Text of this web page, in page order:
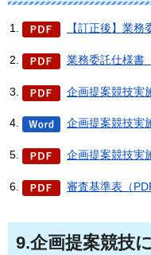
【訂正後】業務
業務委託仕様書
企画提案競技実
企画提案競技実
企画提案競技実
審査基準表（
9.企画提案競技